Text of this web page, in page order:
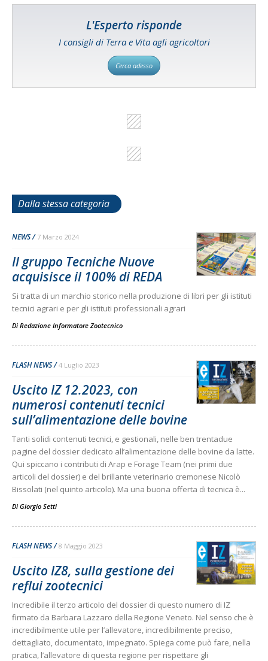
L'Esperto risponde
I consigli di Terra e Vita agli agricoltori
Cerca adesso
Dalla stessa categoria
NEWS 7 Marzo 2024
Il gruppo Tecniche Nuove
acquisisce il 100% di REDA
Si tratta di un marchio storico nella produzione di libri per gli istituti
tecnici agrari e per gli istituti professionali agrari
Di Redazione Informatore Zootecnico
FLASH NEWS 4 Luglio 2023
Uscito IZ 12.2023, con
numerosi contenuti tecnici
sull’alimentazione delle bovine
Tanti solidi contenuti tecnici, e gestionali, nelle ben trentadue
pagine del dossier dedicato all’alimentazione delle bovine da latte.
Qui spiccano i contributi di Arap e Forage Team (nei primi due
articoli del dossier) e del brillante veterinario cremonese Nicolò
Bissolati (nel quinto articolo). Ma una buona offerta di tecnica è...
Di Giorgio Setti
FLASH NEWS 8 Maggio 2023
Uscito IZ8, sulla gestione dei
reflui zootecnici
Incredibile il terzo articolo del dossier di questo numero di IZ
firmato da Barbara Lazzaro della Regione Veneto. Nel senso che è
incredibilmente utile per l’allevatore, incredibilmente preciso,
dettagliato, documentato, impegnato. Spiega come può fare, nella
pratica, l’allevatore di questa regione per rispettare gli